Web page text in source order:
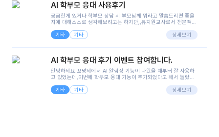
AI 학부모 응대 사용후기
궁금한게 있거나 학부모 상담 시 부모님께 뭐라고 말씀드리면 좋을
지에 대해스스로 생각해보려고는 하지만,,유치원교사로서 전문적인
려니 어려울때가...^^(저만 그런거 아니죠 ㅜㅜ)꼬망봇의 장점은 지
피티나 제미나이는 몇세이고 여자인지 남자인지 등그래도 좀 기본
정보를 제공하면서 물어봐야할 때가 있어그때마다 정보를 입력하는
으셔서 고민이 됐는데ai 학부모 응대를 써볼 수 있어서 좋았어요!앞
면..)그리고 제가 신입 때 이게 있었더라면 ㅜㅜㅜㅜ?응대 팁이 정말
좋은거 같아요지금은 그래도 아이들이 잘 이해 되지만초임 때는 정
말 어려워서 항상다른 선생님들께 도움을 요청했었거든요..ㅠ*일지
쓸 때도 좀 도움이 되는 거 같아요!
기타 기타 상세보기
AI 학부모 응대 후기 이벤트 참여합니다.
안녕하세요!꼬망세에서 AI 알림장 기능이 나왔을 때부터 잘 사용하
고 있었는데,이번에 학부모 응대 기능이 추가되었다고 해서 놀랐습
님 응대에 더 많은 부담을 느끼고 있습니다 ㅠㅠ이번에 제가 원에서
겪은 일과 학부모님께 전달드렸던 내용을 함께 보시고,저와 비슷한
기타 기타 상세보기